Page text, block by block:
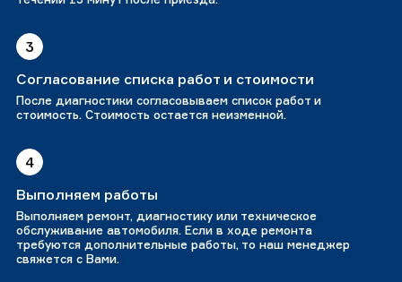
3
Согласование списка работ и стоимости
После диагностики согласовываем список работ и
стоимость. Стоимость остается неизменной.
4
Выполняем работы
Выполняем ремонт, диагностику или техническое
обслуживание автомобиля. Если в ходе ремонта
требуются дополнительные работы, то наш менеджер
свяжется с Вами.